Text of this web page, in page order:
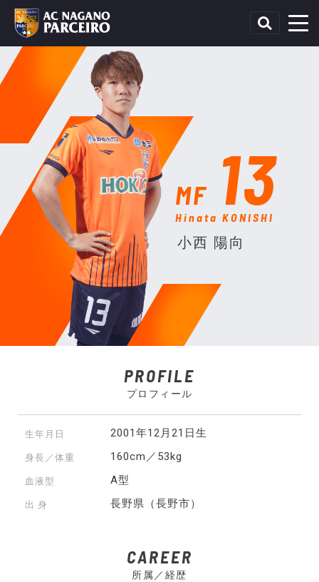
MF 13
Hinata KONISHI
小西 陽向
PROFILE
プロフィール
生年月日 2001年12月21日生
身長／体重 160cm／53kg
血液型 A型
出 身 長野県（長野市）
CAREER
所属／経歴